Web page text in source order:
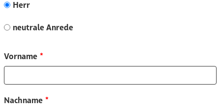
Herr
neutrale Anrede
Vorname
Nachname